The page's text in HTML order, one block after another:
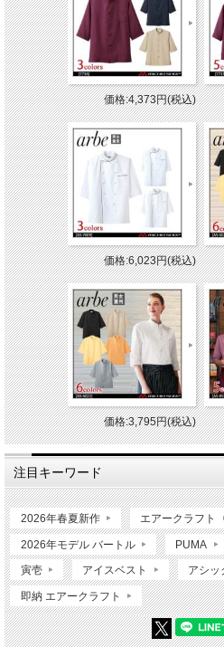
価格:4,373円(税込)
価格:6,023円(税込)
価格:3,795円(税込)
注目キーワード
2026年春夏新作 エアークラフト
2026年モデル バートル PUMA
寅壱 アイスベスト アシッ
即納 エアークラフト